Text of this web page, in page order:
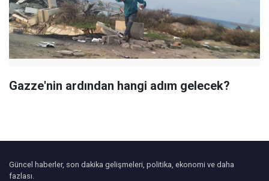
Gazze'nin ardından hangi adım gelecek?
Güncel haberler, son dakika gelişmeleri, politika, ekonomi ve daha
fazlası.